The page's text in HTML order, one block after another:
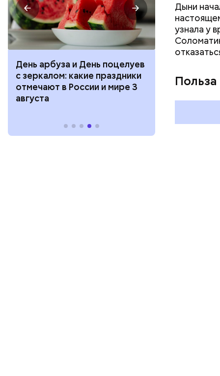
День арбуза и День поцелуев
с зеркалом: какие праздники
отмечают в России и мире 3
августа
День сидения
праздники
Дыни
узнала у